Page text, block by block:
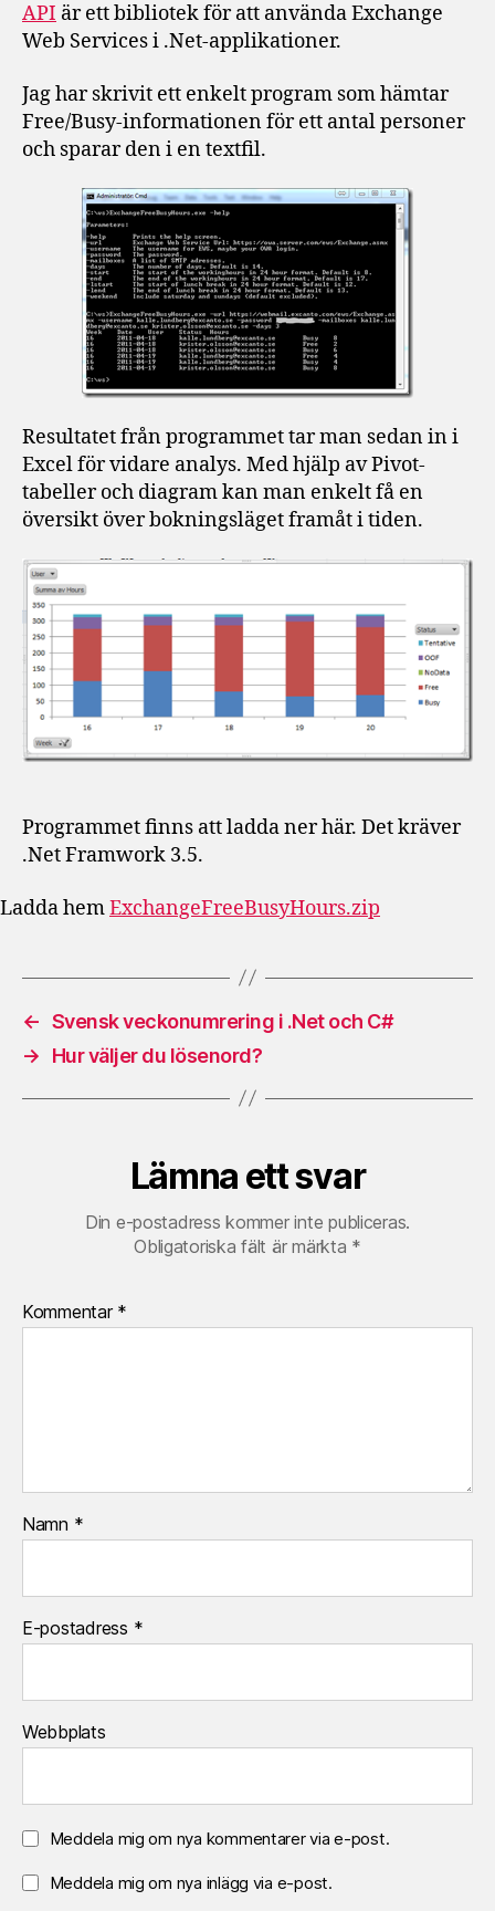
API är ett bibliotek för att använda Exchange
Web Services i .Net-applikationer.
Jag har skrivit ett enkelt program som hämtar
Free/Busy-informationen för ett antal personer
och sparar den i en textfil.
Resultatet från programmet tar man sedan in i
Excel för vidare analys. Med hjälp av Pivot-
tabeller och diagram kan man enkelt få en
översikt över bokningsläget framåt i tiden.
Programmet finns att ladda ner här. Det kräver
.Net Framwork 3.5.
Ladda hemExchangeFreeBusyHours.zip
← Svensk veckonumrering i .Net och C#
→
Hur väljer du lösenord?
Lämna ett svar
Din e-postadress kommer inte publiceras.
Obligatoriska fält är märkta *
Kommentar *
Namn *
E-postadress *
Webbplats
Meddela mig om nya kommentarer via e-post.
Meddela mig om nya inlägg via e-post.